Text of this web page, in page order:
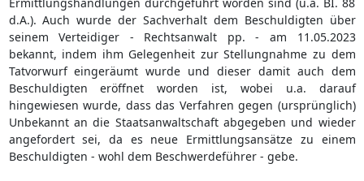
d.A.). Auch wurde der Sachverhalt dem Beschuldigten über
seinem Verteidiger - Rechtsanwalt pp. - am 11.05.2023
bekannt, indem ihm Gelegenheit zur Stellungnahme zu dem
Tatvorwurf eingeräumt wurde und dieser damit auch dem
Beschuldigten eröffnet worden ist, wobei u.a. darauf
hingewiesen wurde, dass das Verfahren gegen (ursprünglich)
Unbekannt an die Staatsanwaltschaft abgegeben und wieder
angefordert sei, da es neue Ermittlungsansätze zu einem
Beschuldigten - wohl dem Beschwerdeführer - gebe.